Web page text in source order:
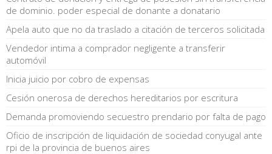
de dominio. poder especial de donante a donatario
Apela auto que no da traslado a citación de terceros solicitada
Vendedor intima a comprador negligente a transferir
automóvil
Inicia juicio por cobro de expensas
Cesión onerosa de derechos hereditarios por escritura
Demanda promoviendo secuestro prendario por falta de pago
Oficio de inscripción de liquidación de sociedad conyugal ante
rpi de la provincia de buenos aires